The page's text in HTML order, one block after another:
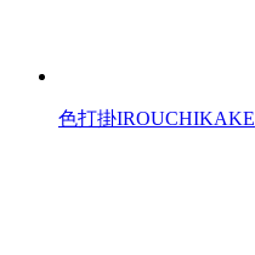
色打掛IROUCHIKAKE